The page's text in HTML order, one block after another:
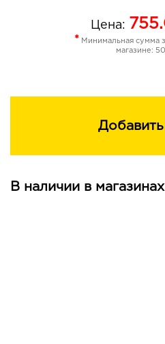
Цена:
* Минимальная сумма
магазине:
В наличии в